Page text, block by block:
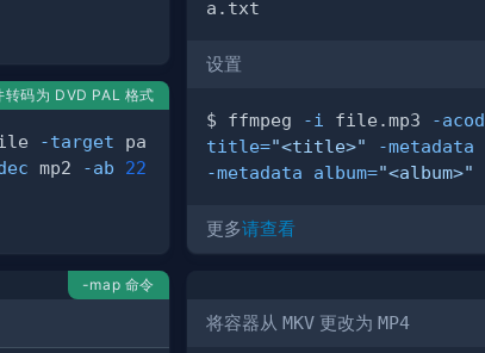
设置
$ ffmpeg -i file.mp3 -
title="<title>" -metadata
-metadata
album="<album>"
更多请查看
转码为 DVD PAL 格式
-target pa
mp2 -ab
22
-map 命令
将容器从MKV 更改为MP4